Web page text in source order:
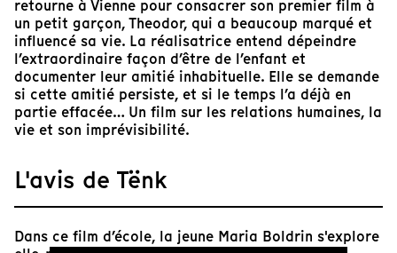
retourne à Vienne pour consacrer son premier film à
un petit garçon, Theodor, qui a beaucoup marqué et
influencé sa vie. La réalisatrice entend dépeindre
l’extraordinaire façon d’être de l’enfant et
documenter leur amitié inhabituelle. Elle se demande
si cette amitié persiste, et si le temps l’a déjà en
partie effacée… Un film sur les relations humaines, la
vie et son imprévisibilité.
L'avis de Tënk
Dans ce film d’école, la jeune Maria Boldrin s'explore